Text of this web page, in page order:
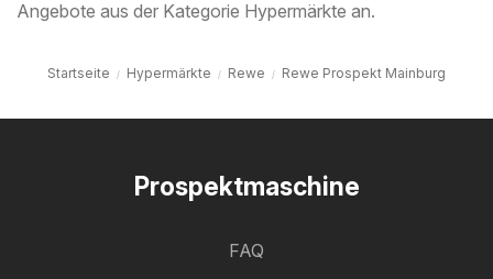
Angebote aus der Kategorie Hypermärkte an.
Startseite Hypermärkte Rewe Rewe Prospekt Mainburg
Prospektmaschine
FAQ